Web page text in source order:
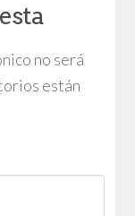
no será
están